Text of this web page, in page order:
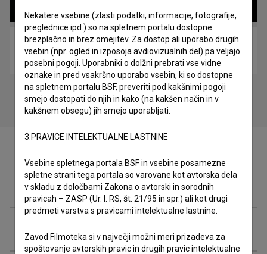
Šanghaj (2012)
drama, romantični
Filmografija (72)
Organizacije
Nekatere vsebine (zlasti podatki, informacije, fotografije,
preglednice ipd.) so na spletnem portalu dostopne
brezplačno in brez omejitev. Za dostop ali uporabo drugih
vsebin (npr. ogled in izposoja avdiovizualnih del) pa veljajo
posebni pogoji. Uporabniki o dolžni prebrati vse vidne
oznake in pred vsakršno uporabo vsebin, ki so dostopne
na spletnem portalu BSF, preveriti pod kakšnimi pogoji
smejo dostopati do njih in kako (na kakšen način in v
kakšnem obsegu) jih smejo uporabljati.
3.PRAVICE INTELEKTUALNE LASTNINE
Vsebine spletnega portala BSF in vsebine posamezne
spletne strani tega portala so varovane kot avtorska dela
v skladu z določbami Zakona o avtorski in sorodnih
pravicah – ZASP (Ur. l. RS, št. 21/95 in spr.) ali kot drugi
predmeti varstva s pravicami intelektualne lastnine.
Zavod Filmoteka si v največji možni meri prizadeva za
spoštovanje avtorskih pravic in drugih pravic intelektualne